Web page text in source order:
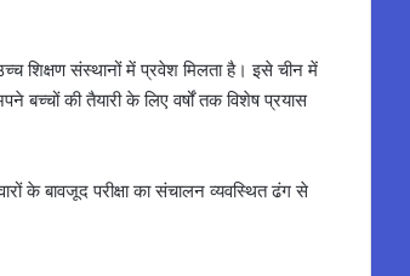
शिक्षण संस्थानों में प्रवेश मिलता है। इसे चीन में
बच्चों की तैयारी के लिए वर्षों तक विशेष प्रयास
के बावजूद परीक्षा का संचालन व्यवस्थित ढंग से